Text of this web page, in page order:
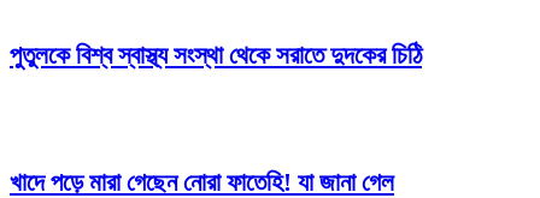
পুতুলকে বিশ্ব স্বাস্থ্য সংস্থা থেকে সরাতে দুদকের চিঠি
খাদে পড়ে মারা গেছেন নোরা ফাতেহি! যা জানা গেল